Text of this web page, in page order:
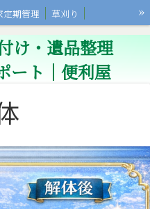
定期管理
草刈り
要
»
け・遺品整理
ート｜便利屋